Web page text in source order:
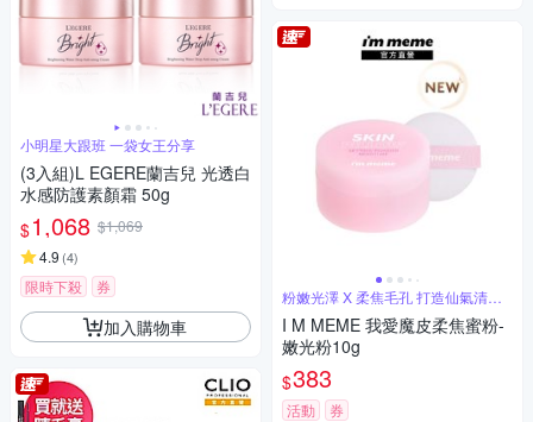
小明星大跟班 一袋女王分享
(3入組)L EGERE蘭吉兒 光透白
水感防護素顏霜 50g
$1,068 $1,069
4.9 (4)
限時下殺 券
加入購物車
粉嫩光澤 X 柔焦毛孔 打造仙氣清透
肌
I M MEME 我愛魔皮柔焦蜜粉-
嫩光粉10g
$383
活動 券